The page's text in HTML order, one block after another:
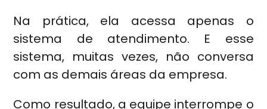
Na prática, ela acessa apenas o
sistema de atendimento. E esse
sistema, muitas vezes, não conversa
com as demais áreas da empresa.
Como resultado, a equipe interrompe o